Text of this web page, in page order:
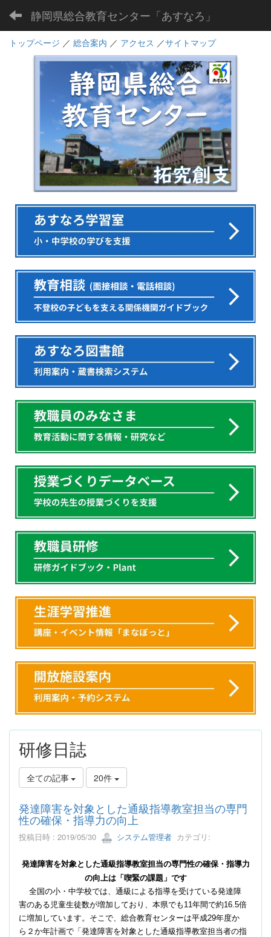
静岡県総合教育センター「あすなろ」
トップページ ／ 総合案内 ／ アクセス ／サイトマップ
研修日誌
全ての記事 20件
発達障害を対象とした通級指導教室担当の専門
性の確保・指導力の向上
投稿日時 : 2019/05/30 システム管理者 カテゴリ:
発達障害を対象とした通級指導教室担当の専門性の確保・指導力
の向上は「喫緊の課題」です
全国の小・中学校では、通級による指導を受けている発達障
害のある児童生徒数が増加しており、本県でも 11 年間で約16.5倍
に増加しています。そこで、総合教育センターは平成29年度か
ら２か年計画で「発達障害を対象とした通級指導教室担当者の指